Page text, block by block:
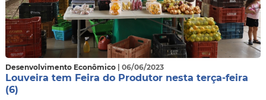
Desenvolvimento Econômico | 06/06/2023
Louveira tem Feira do Produtor nesta terça-feira
(6)